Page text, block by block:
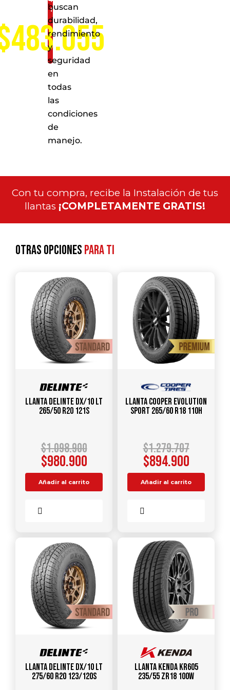
nacional
buscan
durabilidad,
rendimiento
y
seguridad
en
todas
las
condiciones
de
manejo.
Con tu compra, recibe la Instalación de tus
llantas ¡COMPLETAMENTE GRATIS!
Otras opcionespara ti
Llanta DELINTE DX/10 LT
265/50 R20 121S
$1.098.900
$980.900
Añadir al carrito
Llanta COOPER EVOLUTION
SPORT 265/60 R18 110H
$1.279.707
$894.900
Añadir al carrito
Llanta DELINTE DX/10 LT
275/60 R20 123/120S
Llanta KENDA KR605
235/55 ZR18 100W